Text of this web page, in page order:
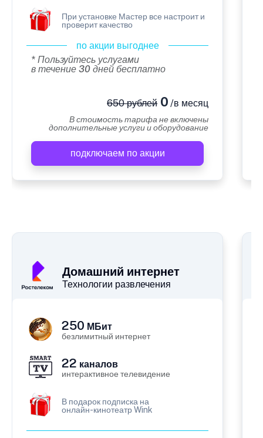
При установке Мастер все настроит и
проверит качество
по акции выгоднее
* Пользуйтесь услугами
в течение 30 дней бесплатно
650 рублей0 /в месяц
В стоимость тарифа не включены
дополнительные услуги и оборудование
подключаем по акции
Домашний интернет
Технологии развлечения
250 МБит
безлимитный интернет
22 каналов
интерактивное телевидение
В подарок подписка на
онлайн-кинотеатр Wink